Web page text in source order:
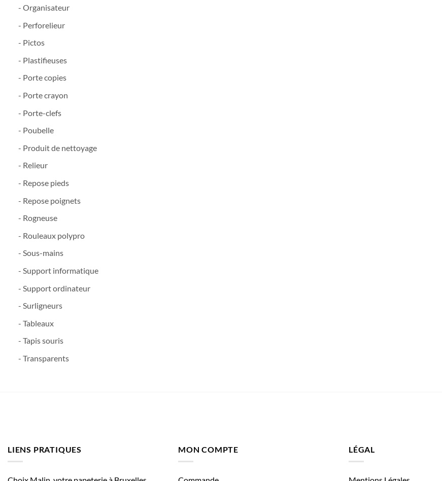
- Organisateur
- Perforelieur
- Pictos
- Plastifieuses
- Porte copies
- Porte crayon
- Porte-clefs
- Poubelle
- Produit de nettoyage
- Relieur
- Repose pieds
- Repose poignets
- Rogneuse
- Rouleaux polypro
- Sous-mains
- Support informatique
- Support ordinateur
- Surligneurs
- Tableaux
- Tapis souris
- Transparents
LIENS PRATIQUES MON COMPTE LÉGAL